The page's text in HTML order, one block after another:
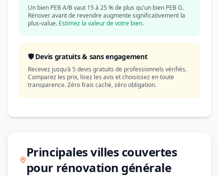
Un bien PEB A/B vaut 15 à 25 % de plus qu'un bien PEB G.
Rénover avant de revendre augmente significativement la
plus-value. Estimez la valeur de votre bien.
🛡️ Devis gratuits & sans engagement
Recevez jusqu'à 5 devis gratuits de professionnels vérifiés.
Comparez les prix, lisez les avis et choisissez en toute
transparence. Zéro frais caché, zéro obligation.
Principales villes couvertes
pour rénovation générale